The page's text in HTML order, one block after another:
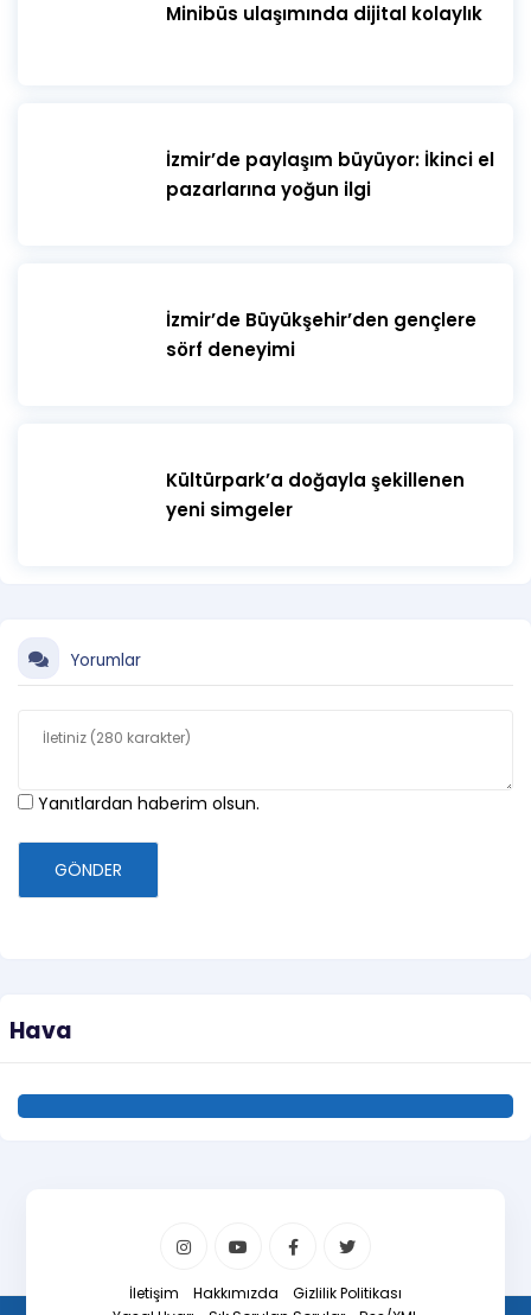
Minibüs ulaşımında dijital kolaylık
İzmir’de paylaşım büyüyor: İkinci el
pazarlarına yoğun ilgi
İzmir’de Büyükşehir’den gençlere
sörf deneyimi
Kültürpark’a doğayla şekillenen
yeni simgeler
Yorumlar
Yanıtlardan haberim olsun.
GÖNDER
Hava
İletişim Hakkımızda
Gizlilik Politikası